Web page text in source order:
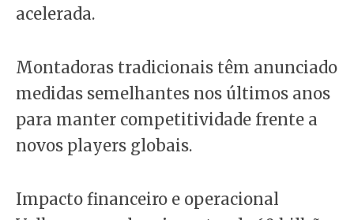
acelerada.
Montadoras tradicionais têm anunciado
medidas semelhantes nos últimos anos
para manter competitividade frente a
novos players globais.
Impacto financeiro e operacional